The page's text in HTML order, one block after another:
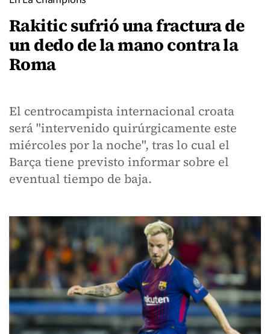
Rakitic sufrió una fractura de
un dedo de la mano contra la
Roma
El centrocampista internacional croata
será "intervenido quirúrgicamente este
miércoles por la noche", tras lo cual el
Barça tiene previsto informar sobre el
eventual tiempo de baja.